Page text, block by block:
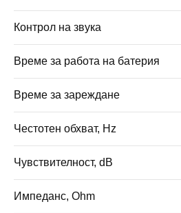
Контрол на звука
Време за работа на батерия
Време за зареждане
Честотен обхват, Hz
Чувствителност, dB
Импеданс, Ohm